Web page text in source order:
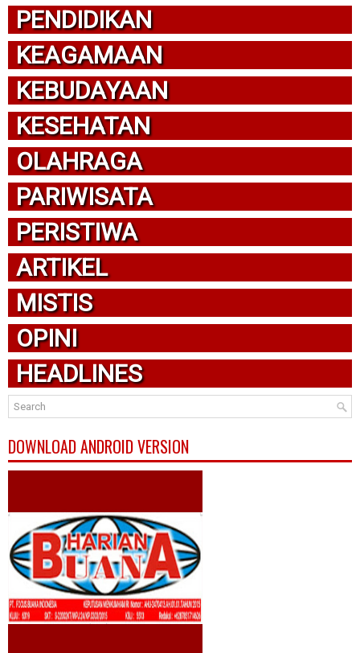
PENDIDIKAN
KEAGAMAAN
KEBUDAYAAN
KESEHATAN
OLAHRAGA
PARIWISATA
PERISTIWA
ARTIKEL
MISTIS
OPINI
HEADLINES
DOWNLOAD ANDROID VERSION